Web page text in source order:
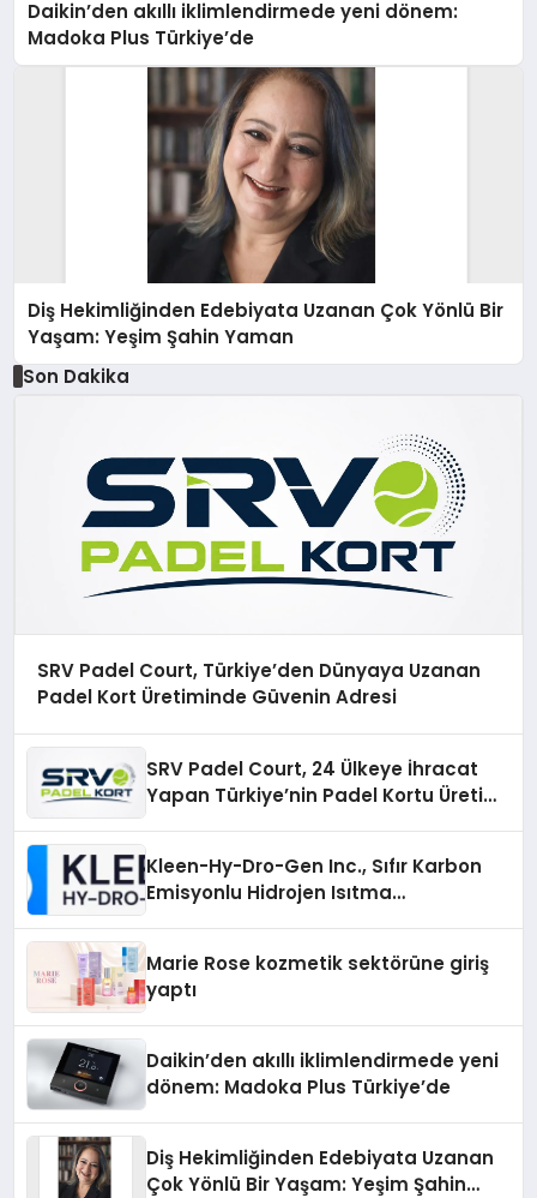
Daikin’den akıllı iklimlendirmede yeni dönem:
Madoka Plus Türkiye’de
Diş Hekimliğinden Edebiyata Uzanan Çok Yönlü Bir
Yaşam: Yeşim Şahin Yaman
Son Dakika
SRV Padel Court, Türkiye’den Dünyaya Uzanan
Padel Kort Üretiminde Güvenin Adresi
SRV Padel Court, 24 Ülkeye İhracat
Yapan Türkiye’nin Padel Kortu Üretim
Kleen-Hy-Dro-Gen Inc., Sıfır Karbon
Emisyonlu Hidrojen Isıtma
Marie Rose kozmetik sektörüne giriş
yaptı
Daikin’den akıllı iklimlendirmede yeni
dönem: Madoka Plus Türkiye’de
Diş Hekimliğinden Edebiyata Uzanan
Çok Yönlü Bir Yaşam: Yeşim Şahin